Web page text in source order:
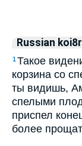
Russian koi8r
1Такое
корзина со
ты видишь,
спелыми
приспел
более